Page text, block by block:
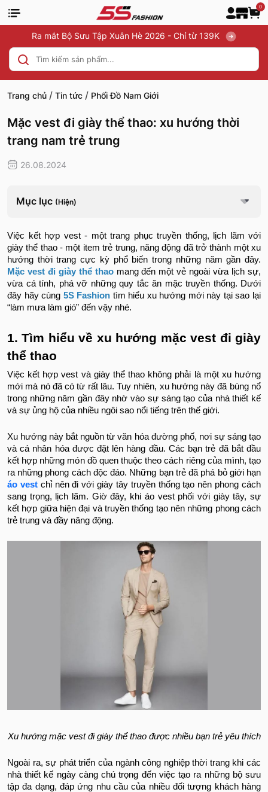
0
Ra mắt Bộ Sưu Tập Xuân Hè 2026 - Chỉ từ 139K
Trang chủ / Tin tức / Phối Đồ Nam Giới
Mặc vest đi giày thể thao: xu hướng thời
trang nam trẻ trung
26.08.2024
Mục lục (Hiện)
Việc kết hợp vest - một trang phục truyền thống, lịch lãm với
giày thể thao - một item trẻ trung, năng động đã trở thành một xu
hướng thời trang cực kỳ phổ biến trong những năm gần đây.
Mặc vest đi giày thể thaomang đến một vẻ ngoài vừa lịch sự,
vừa cá tính, phá vỡ những quy tắc ăn mặc truyền thống. Dưới
đây hãy cùng 5S Fashion tìm hiểu xu hướng mới này tại sao lại
“làm mưa làm gió” đến vậy nhé.
1. Tìm hiểu về xu hướng mặc vest đi giày
thể thao
Việc kết hợp vest và giày thể thao không phải là một xu hướng
mới mà nó đã có từ rất lâu. Tuy nhiên, xu hướng này đã bùng nổ
trong những năm gần đây nhờ vào sự sáng tạo của nhà thiết kế
và sự ủng hộ của nhiều ngôi sao nổi tiếng trên thế giới.
Xu hướng này bắt nguồn từ văn hóa đường phố, nơi sự sáng tạo
và cá nhân hóa được đặt lên hàng đầu. Các bạn trẻ đã bắt đầu
kết hợp những món đồ quen thuộc theo cách riêng của mình, tạo
ra những phong cách độc đáo. Những bạn trẻ đã phá bỏ giới hạn
áo vestchỉ nên đi với giày tây truyền thống tạo nên phong cách
sang trọng, lịch lãm. Giờ đây, khi áo vest phối với giày tây, sự
kết hợp giữa hiện đại và truyền thống tạo nên những phong cách
trẻ trung và đầy năng động.
Xu hướng mặc vest đi giày thể thao được nhiều bạn trẻ yêu thích
Ngoài ra, sự phát triển của ngành công nghiệp thời trang khi các
nhà thiết kế ngày càng chú trọng đến việc tạo ra những bộ sưu
tập đa dạng, đáp ứng nhu cầu của nhiều đối tượng khách hàng